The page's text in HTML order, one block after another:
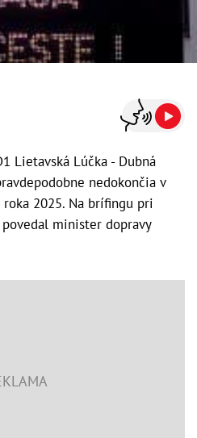
Lietavská Lúčka - Dubná
nedokončia v
2025. Na brífingu pri
minister dopravy